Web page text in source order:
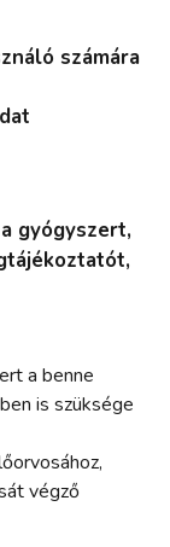
számára
gyógyszert,
a benne
is szüksége
végző